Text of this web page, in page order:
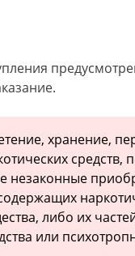
хранение,
средств,
незаконные
либо их
или